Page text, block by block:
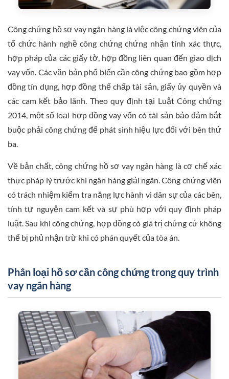
Công chứng hồ sơ vay ngân hàng là việc công chứng viên của
tổ chức hành nghề công chứng chứng nhận tính xác thực,
hợp pháp của các giấy tờ, hợp đồng liên quan đến giao dịch
vay vốn. Các văn bản phổ biến cần công chứng bao gồm hợp
đồng tín dụng, hợp đồng thế chấp tài sản, giấy ủy quyền và
các cam kết bảo lãnh. Theo quy định tại Luật Công chứng
2014, một số loại hợp đồng vay vốn có tài sản bảo đảm bắt
buộc phải công chứng để phát sinh hiệu lực đối với bên thứ
ba.
Về bản chất, công chứng hồ sơ vay ngân hàng là cơ chế xác
thực pháp lý trước khi ngân hàng giải ngân. Công chứng viên
có trách nhiệm kiểm tra năng lực hành vi dân sự của các bên,
tính tự nguyện cam kết và sự phù hợp với quy định pháp
luật. Sau khi công chứng, hợp đồng có giá trị chứng cứ không
thể bị phủ nhận trừ khi có phán quyết của tòa án.
Phân loại hồ sơ cần công chứng trong quy trình
vay ngân hàng